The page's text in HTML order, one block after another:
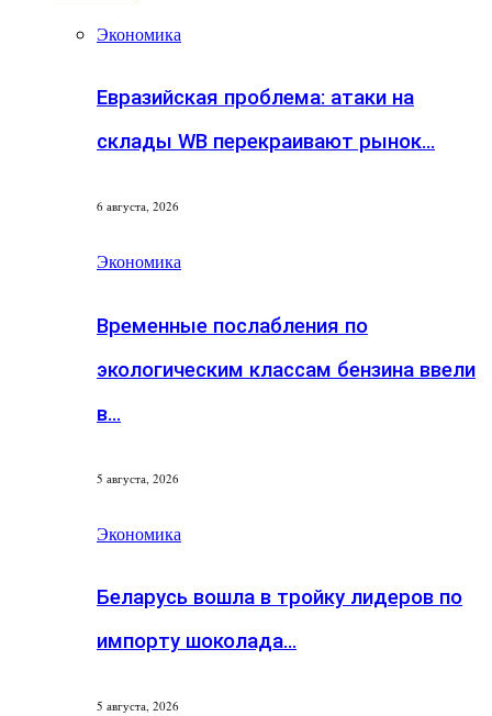
Экономика
Евразийская проблема: атаки на
склады WB перекраивают рынок…
6 августа, 2026
Экономика
Временные послабления по
экологическим классам бензина ввели
в…
5 августа, 2026
Экономика
Беларусь вошла в тройку лидеров по
импорту шоколада…
5 августа, 2026